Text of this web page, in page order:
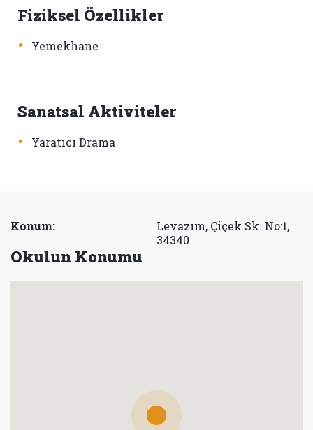
Fiziksel Özellikler
• Yemekhane
Sanatsal Aktiviteler
• Yaratıcı Drama
Konum:
Levazım, Çiçek Sk. No:1,
34340
Okulun Konumu